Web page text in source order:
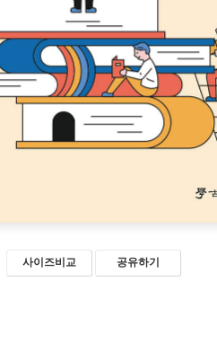
사이즈비교 공유하기